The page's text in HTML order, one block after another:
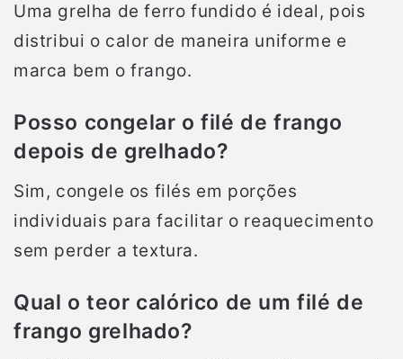
Uma grelha de ferro fundido é ideal, pois
distribui o calor de maneira uniforme e
marca bem o frango.
Posso congelar o filé de frango
depois de grelhado?
Sim, congele os filés em porções
individuais para facilitar o reaquecimento
sem perder a textura.
Qual o teor calórico de um filé de
frango grelhado?